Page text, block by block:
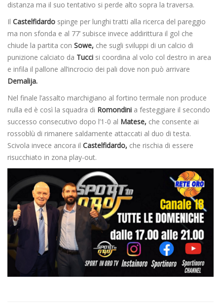
distanza ma il suo tentativo si perde alto sopra la traversa.
Il Castelfidardo spinge per lunghi tratti alla ricerca del pareggio
ma non sfonda e al 77’ subisce invece addirittura il gol che
chiude la partita con Sowe, che sugli sviluppi di un calcio di
punizione calciato da Tucci si coordina al volo col destro in area
e infila il pallone all’incrocio dei pali dove non può arrivare
Demalija.
Nel finale l’assalto marchigiano al fortino termale non produce
nulla ed è così la squadra di Romondini a festeggiare il secondo
successo consecutivo dopo l’1-0 al Matese, che consente ai
rossoblù di rimanere saldamente attaccati al duo di testa.
Scivola invece ancora il Castelfidardo, che rischia di essere
risucchiato in zona play-out.